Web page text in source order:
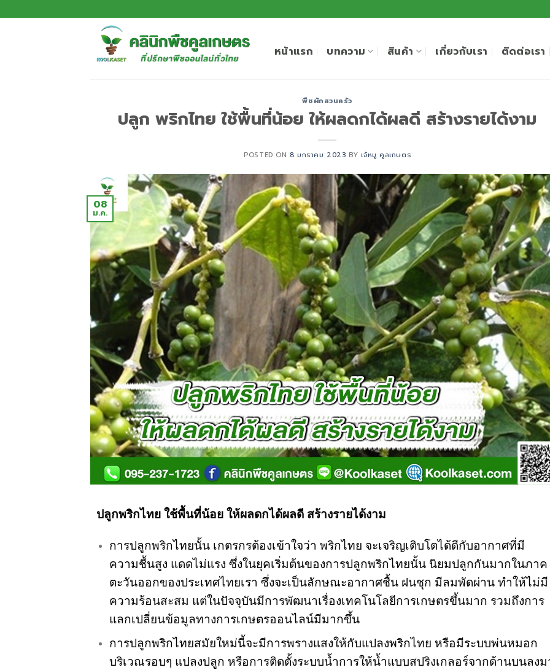
หน้าแรก บทความ สินค้า เกี่ยวกับเรา ติดต่อเรา
พืชผักสวนครัว
ปลูก พริกไทย ใช้พื้นที่น้อย ให้ผลดกได้ผลดี สร้างรายได้งาม
POSTED ON 8 มกราคม 2023 BYเจ้หมู คูลเกษตร
08
ม.ค.
ปลูกพริกไทย ใช้พื้นที่น้อย ให้ผลดกได้ผลดี สร้างรายได้งาม
การปลูกพริกไทยนั้น เกตรกรต้องเข้าใจว่า พริกไทย จะเจริญเติบโตได้ดีกับอากาศที่มี
ความชื้นสูง แดดไม่แรง ซึ่งในยุคเริ่มต้นของการปลูกพริกไทยนั้น นิยมปลูกกันมากในภาค
ตะวันออกของประเทศไทยเรา ซึ่งจะเป็นลักษณะอากาศชื้น ฝนชุก มีลมพัดผ่าน ทำให้ไม่มี
ความร้อนสะสม แต่ในปัจจุบันมีการพัฒนาเรื่องเทคโนโลยีการเกษตรขึ้นมาก รวมถึงการ
แลกเปลี่ยนข้อมูลทางการเกษตรออนไลน์มีมากขึ้น
การปลูกพริกไทยสมัยใหม่นี้จะมีการพรางแสงให้กับแปลงพริกไทย หรือมีระบบพ่นหมอก
บริเวณรอบๆ แปลงปลูก หรือการติดตั้งระบบน้ำการให้น้ำแบบสปริงเกลอร์จากด้านบนลงม